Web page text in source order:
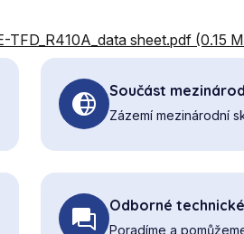
TFD_R410A_data sheet.pdf (0.15
Součást
Zázemí mezinárodní
Odborné
Poradíme a